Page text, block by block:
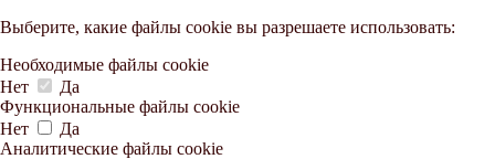
Выберите, какие файлы cookie вы разрешаете использовать:
Необходимые файлы cookie
Нет
Да
Функциональные файлы cookie
Нет
Да
Аналитические файлы cookie